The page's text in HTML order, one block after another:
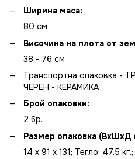
Ширина маса:
80 см
Височина на плота от
38 - 76 см
Транспортна опаковка -
ЧЕРЕН - КЕРАМИКА
Брой опаковки:
2 бр.
Размер опаковка (ВхШхД
14 x 91 x 131; Тегло: 47.5 кг.;